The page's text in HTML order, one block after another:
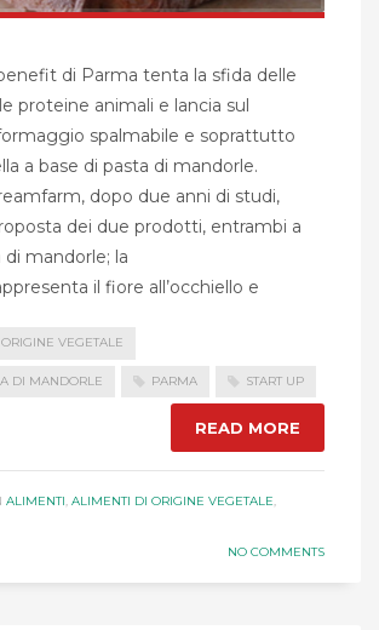
di Parma tenta la sfida delle
proteine animali e lancia sul
spalmabile e soprattutto
a base di pasta di mandorle.
dopo due anni di studi,
dei due prodotti, entrambi a
di mandorle; la
il fiore all’occhiello e
VEGETALE
DI MANDORLE PARMA START UP
READ MORE
ALIMENTI, ALIMENTI DI ORIGINE VEGETALE,
NO COMMENTS